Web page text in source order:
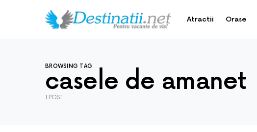
Atractii Orase
BROWSING TAG
casele de amanet
1 POST